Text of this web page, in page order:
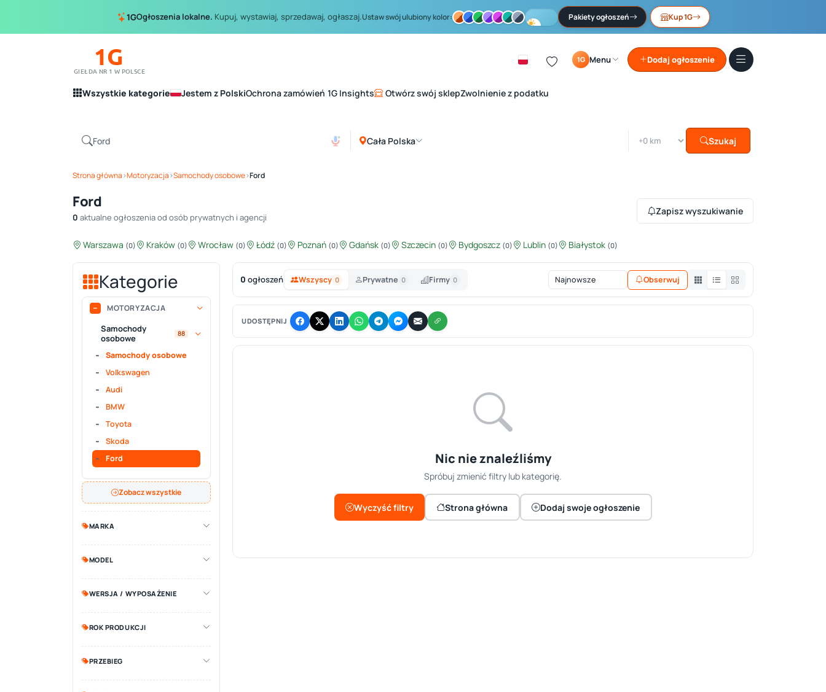
1GOgłoszenia lokalne. Kupuj, wystawiaj, sprzedawaj, ogłaszaj.Ustaw swój ulubiony kolor: Pakiety ogłoszeń Kup 1G
1G
GIEŁDA NR 1 W POLSCE
1G Menu Dodaj ogłoszenie
Wszystkie kategorie Jestem z PolskiOchrona zamówień 1G Insights Otwórz swój sklepZwolnienie z podatku
Cała Polska Szukaj
Strona główna›Motoryzacja›Samochody osobowe›Ford
Ford
0 aktualne ogłoszenia od osób prywatnych i agencji
Zapisz wyszukiwanie
Warszawa (0) Kraków (0) Wrocław (0) Łódź (0) Poznań (0) Gdańsk (0) Szczecin (0) Bydgoszcz (0) Lublin (0) Białystok (0)
Kategorie
MOTORYZACJA
Samochody
osobowe
88
Samochody osobowe
Volkswagen
Audi
BMW
Toyota
Skoda
Ford
Zobacz wszystkie
MARKA
MODEL
WERSJA / WYPOSAŻENIE
ROK PRODUKCJI
PRZEBIEG
0 ogłoszeń Wszyscy 0 Prywatne 0 Firmy 0 Obserwuj
UDOSTĘPNIJ
Nic nie znaleźliśmy
Spróbuj zmienić filtry lub kategorię.
Wyczyść filtry Strona główna Dodaj swoje ogłoszenie